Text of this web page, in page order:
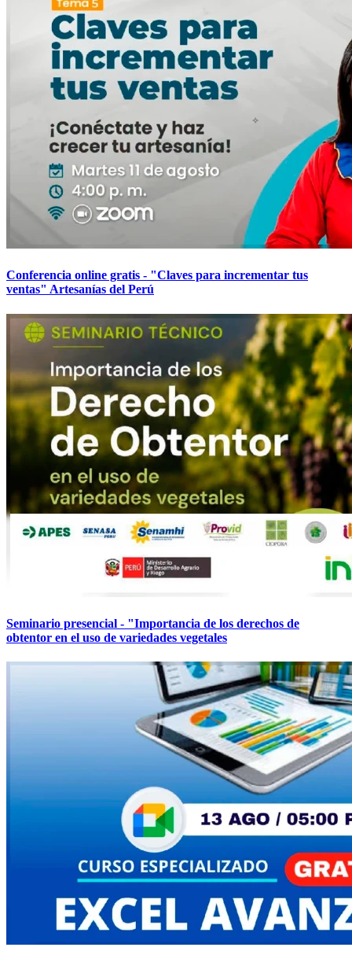
Conferencia online gratis - "Claves para incrementar tus
ventas" Artesanías del Perú
Seminario presencial - "Importancia de los derechos de
obtentor en el uso de variedades vegetales